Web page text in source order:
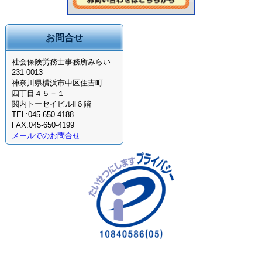
お問合せ
社会保険労務士事務所みらい
231-0013
神奈川県横浜市中区住吉町
四丁目４５－１
関内トーセイビルⅡ６階
TEL:045-650-4188
FAX:045-650-4199
メールでのお問合せ